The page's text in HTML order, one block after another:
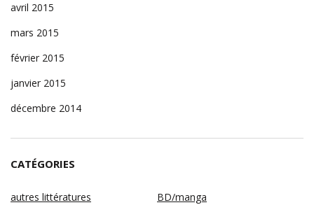
avril 2015
mars 2015
février 2015
janvier 2015
décembre 2014
CATÉGORIES
autres littératures
BD/manga